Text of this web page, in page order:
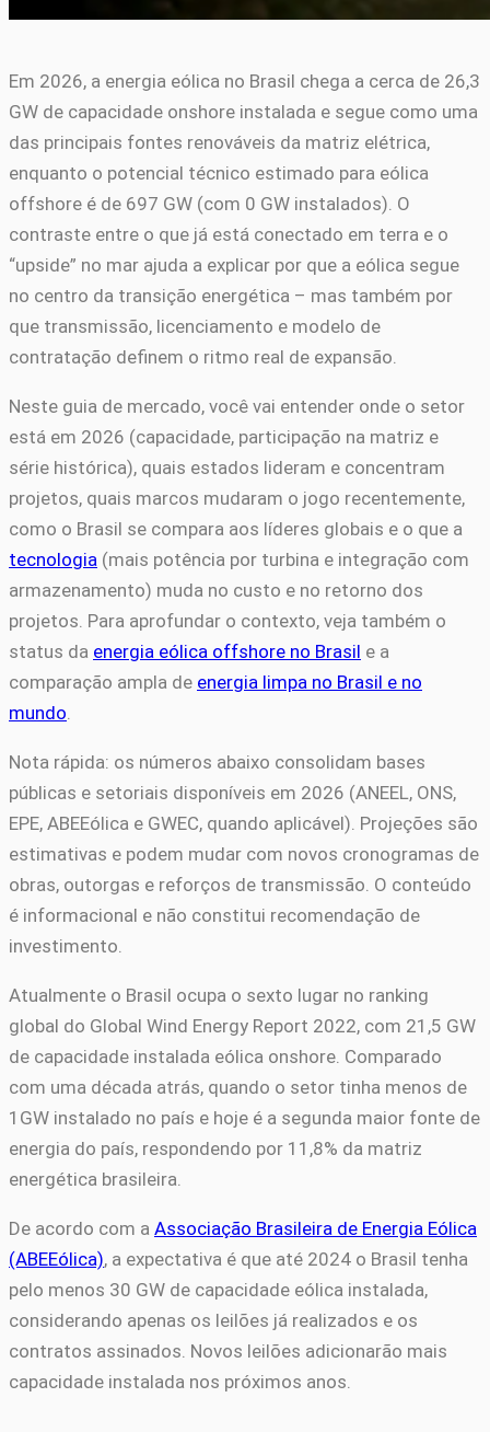
Em 2026, a energia eólica no Brasil chega a cerca de 26,3
GW de capacidade onshore instalada e segue como uma
das principais fontes renováveis da matriz elétrica,
enquanto o potencial técnico estimado para eólica
offshore é de 697 GW (com 0 GW instalados). O
contraste entre o que já está conectado em terra e o
“upside” no mar ajuda a explicar por que a eólica segue
no centro da transição energética – mas também por
que transmissão, licenciamento e modelo de
contratação definem o ritmo real de expansão.
Neste guia de mercado, você vai entender onde o setor
está em 2026 (capacidade, participação na matriz e
série histórica), quais estados lideram e concentram
projetos, quais marcos mudaram o jogo recentemente,
como o Brasil se compara aos líderes globais e o que a
tecnologia (mais potência por turbina e integração com
armazenamento) muda no custo e no retorno dos
projetos. Para aprofundar o contexto, veja também o
status da energia eólica offshore no Brasil e a
comparação ampla de energia limpa no Brasil e no
mundo
Nota rápida: os números abaixo consolidam bases
públicas e setoriais disponíveis em 2026 (ANEEL, ONS,
EPE, ABEEólica e GWEC, quando aplicável). Projeções são
estimativas e podem mudar com novos cronogramas de
obras, outorgas e reforços de transmissão. O conteúdo
é informacional e não constitui recomendação de
investimento.
Atualmente o Brasil ocupa o sexto lugar no ranking
global do Global Wind Energy Report 2022, com 21,5 GW
de capacidade instalada eólica onshore. Comparado
com uma década atrás, quando o setor tinha menos de
1GW instalado no país e hoje é a segunda maior fonte de
energia do país, respondendo por 11,8% da matriz
energética brasileira.
De acordo com a Associação Brasileira de Energia Eólica
(ABEEólica), a expectativa é que até 2024 o Brasil tenha
pelo menos 30 GW de capacidade eólica instalada,
considerando apenas os leilões já realizados e os
contratos assinados. Novos leilões adicionarão mais
capacidade instalada nos próximos anos.